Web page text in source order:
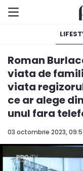
03 octombrie 2023,
Roman
viata de
viata
ce ar alege
unul fara